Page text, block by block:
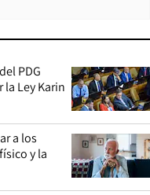
PDG
Ley Karin
a los
y la